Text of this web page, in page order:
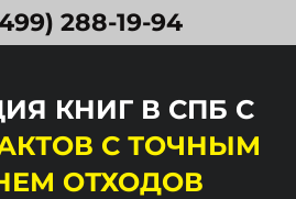
288-19-94
КНИГ В СПБ С
С ТОЧНЫМ
ОТХОДОВ